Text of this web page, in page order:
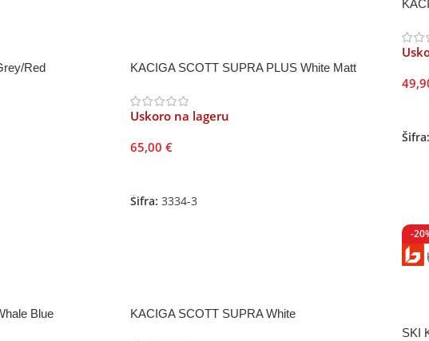
Red KACIGA SCOTT SUPRA PLUS White Matt
Uskoro na lageru
65,00 €
Šifra: 3334-3
Šifra:
Blue KACIGA SCOTT SUPRA White
-
SKI